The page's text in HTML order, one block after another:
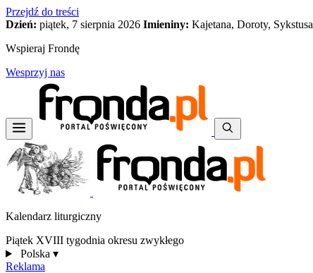
Przejdź do treści
Dzień: piątek, 7 sierpnia 2026 Imieniny: Kajetana, Doroty, Sykstusa
Wspieraj Frondę
Wesprzyj nas
Kalendarz liturgiczny
Piątek XVIII tygodnia okresu zwykłego
Polska ▾
Reklama